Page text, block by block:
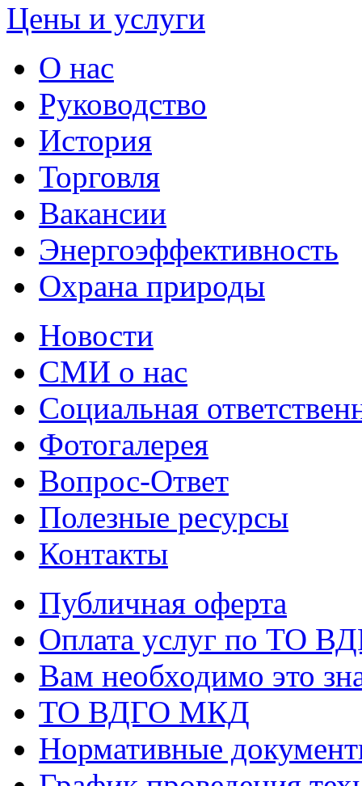
Цены и услуги
О нас
Руководство
История
Торговля
Вакансии
Энергоэффективность
Охрана природы
Новости
СМИ о нас
Социальная
Фотогалерея
Вопрос-Ответ
Полезные ресурсы
Контакты
Публичная оферта
Оплата услуг по ТО
Вам необходимо это
ТО ВДГО МКД
Нормативные